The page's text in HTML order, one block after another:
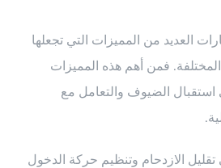
العديد من المميزات التي تجعلها
المختلفة. فمن أهم هذه المميزات
الضيوف والتعامل مع
الازدحام وتنظيم حركة الدخول